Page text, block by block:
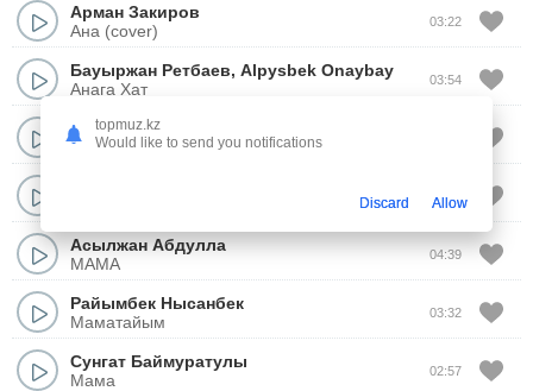
Арман Закиров
Ана (cover)
03:22
Бауыржан Ретбаев, Alpysbek Onaybay
Анага Хат
03:54
Руслан Сатенов
Ананнан айналайын
03:32
Асылжан Абдулла
МАМА
04:39
Райымбек Нысанбек
Маматайым
03:32
Сунгат Баймуратулы
Мама
02:57
topmuz.kz
Would like to send you notifications
Discard Allow